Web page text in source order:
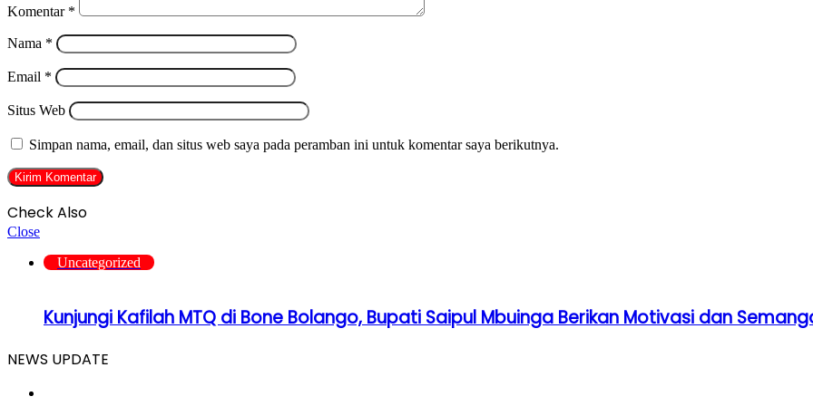
Komentar *
Nama *
Email *
Situs Web
Simpan nama, email, dan situs web saya pada peramban ini untuk komentar saya berikutnya.
Check Also
Close
Uncategorized
Kunjungi Kafilah MTQ di Bone Bolango, Bupati Saipul Mbuinga Berikan Motivasi dan
NEWS UPDATE